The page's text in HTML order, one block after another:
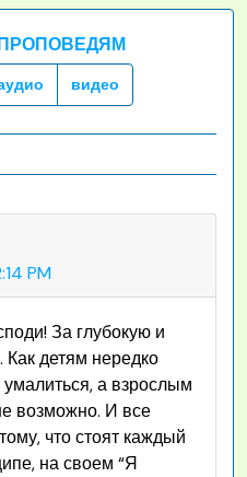
видео
PM
За глубокую и
детям нередко
умалиться, а взрослым
возможно. И все
что стоят каждый
на своем “Я